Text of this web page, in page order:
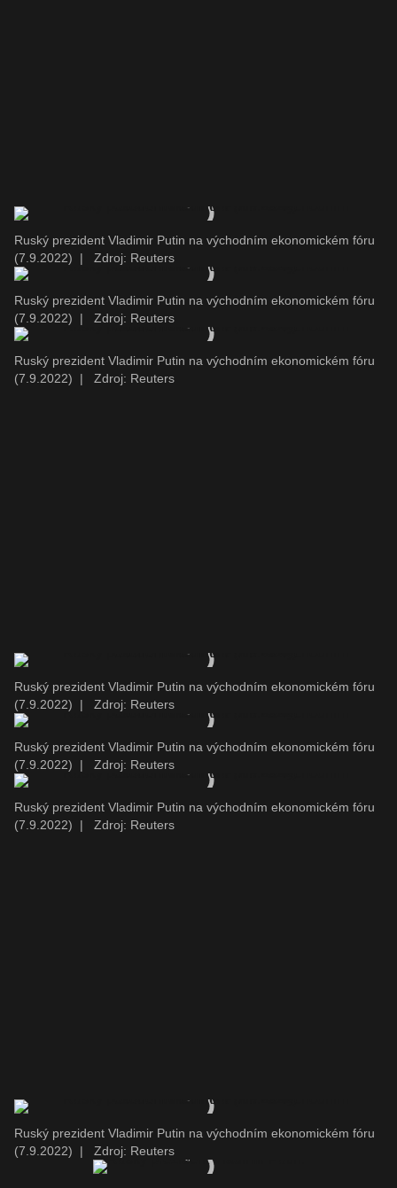
Ruský prezident Vladimir Putin na východním ekonomickém fóru
(7.9.2022)
| Zdroj: Reuters
Ruský prezident Vladimir Putin na východním ekonomickém fóru
(7.9.2022)
| Zdroj: Reuters
Ruský prezident Vladimir Putin na východním ekonomickém fóru
(7.9.2022)
| Zdroj: Reuters
Ruský prezident Vladimir Putin na východním ekonomickém fóru
(7.9.2022)
| Zdroj: Reuters
Ruský prezident Vladimir Putin na východním ekonomickém fóru
(7.9.2022)
| Zdroj: Reuters
Ruský prezident Vladimir Putin na východním ekonomickém fóru
(7.9.2022)
| Zdroj: Reuters
Ruský prezident Vladimir Putin na východním ekonomickém fóru
(7.9.2022)
| Zdroj: Reuters